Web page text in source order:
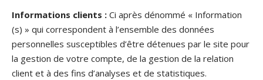
Informations clients : Ci après dénommé « Information
(s) » qui correspondent à l’ensemble des données
personnelles susceptibles d’être détenues par le site pour
la gestion de votre compte, de la gestion de la relation
client et à des fins d’analyses et de statistiques.